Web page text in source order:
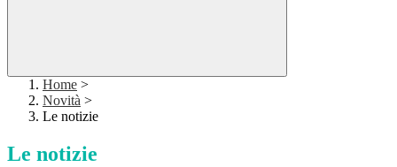
Home >
Novità >
Le notizie
Le notizie